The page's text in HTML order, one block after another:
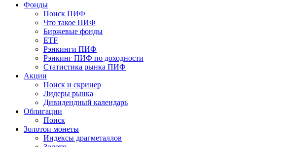
Фонды
Поиск ПИФ
Что такое ПИФ
Биржевые фонды
ETF
Рэнкинги ПИФ
Рэнкинг ПИФ по доходности
Статистика рынка ПИФ
Акции
Поиск и скринер
Лидеры рынка
Дивидендный календарь
Облигации
Поиск
Золотои монеты
Индексы драгметаллов